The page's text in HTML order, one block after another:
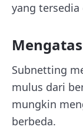
yang
Subnetting
mulus dari
mungkin
berbeda.